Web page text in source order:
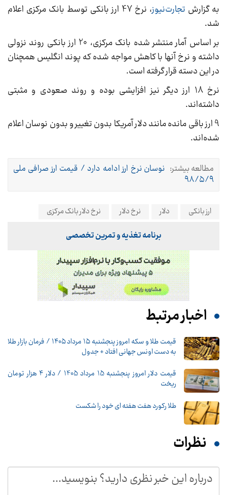
به گزارش تجارت‌نیوز
، نرخ 47 ارز بانکی توسط بانک مرکزی اعلام
شد.
بر اساس آمار منتشر شده بانک مرکزی، 20 ارز بانکی روند نزولی
داشته و نرخ آنها با کاهش مواجه شده که پوند انگلیس همچنان
در این دسته قرار گرفته است.
نرخ 18 ارز دیگر نیز افزایشی بوده و روند صعودی و مثبتی
داشته‌اند.
9 ارز باقی مانده مانند دلار آمریکا بدون تغییر و بدون نوسان اعلام
شده‌اند.
مطالعه بیشتر: نوسان نرخ ارز ادامه دارد / قیمت ارز صرافی ملی
۹۸/۵/۹
ارز بانکی دلار نرخ دلار نرخ دلار بانک مرکزی
برنامه تغذیه و تمرین تخصصی
اخبار مرتبط
قیمت طلا و سکه امروز پنجشنبه ۱۵ مرداد ۱۴۰۵ / فرمان بازار طلا
به دست اونس جهانی افتاد + جدول
قیمت دلار امروز پنجشنبه 15 مرداد 1405 / دلار ۴ هزار تومان
ریخت
طلا رکورد هفت هفته ای خود را شکست
نظرات